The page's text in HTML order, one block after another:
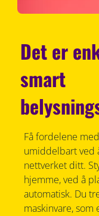
Det er
smart
Få fordelene
umiddelbart ved
nettverket ditt.
hjemme, ved å
automatisk. Du
maskinvare, som